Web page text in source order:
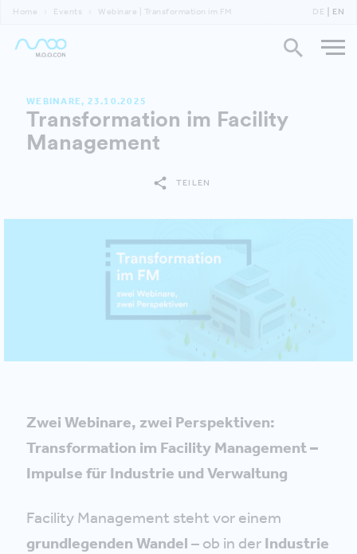
Home Events Webinare | Transformation im FM DE EN
WEBINARE, 23.10.2025
Transformation im Facility
Management
TEILEN
Zwei Webinare, zwei Perspektiven:
Transformation im Facility Management –
Impulse für Industrie und Verwaltung
Facility Management steht vor einem
grundlegenden Wandel – ob in der Industrie